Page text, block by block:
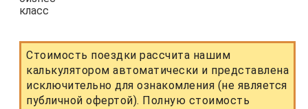
Стоимость поездки рассчита нашим
калькулятором автоматически и представлена
исключительно для ознакомления (не является
публичной офертой). Полную стоимость